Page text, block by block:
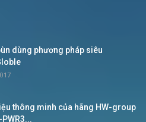
dùng phương pháp siêu
thông minh của hãng HW-group